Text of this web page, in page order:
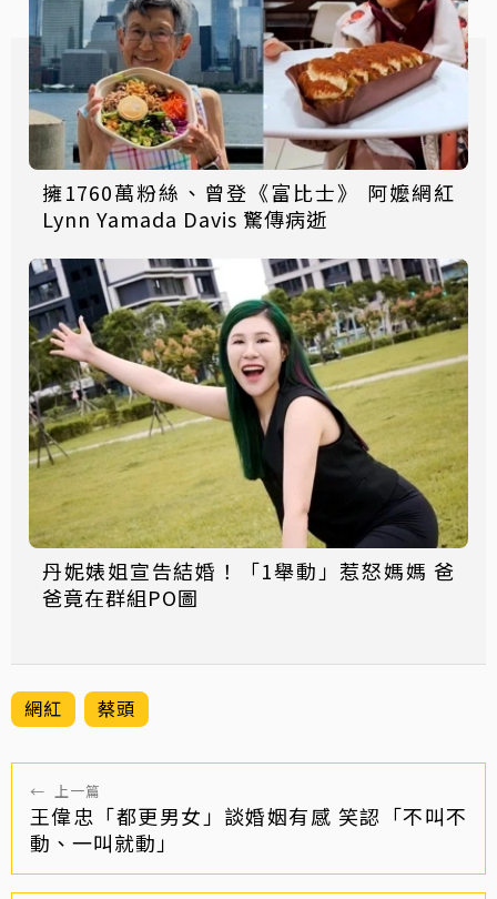
擁1760萬粉絲、曾登《富比士》 阿嬤網紅
Lynn Yamada Davis 驚傳病逝
丹妮婊姐宣告結婚！「1舉動」惹怒媽媽 爸
爸竟在群組PO圖
網紅 蔡頭
← 上一篇
王偉忠「都更男女」談婚姻有感 笑認「不叫不
動、一叫就動」